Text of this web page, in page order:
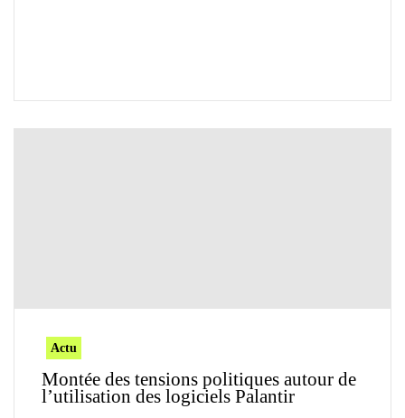
Actu
Montée des tensions politiques autour de
l’utilisation des logiciels Palantir